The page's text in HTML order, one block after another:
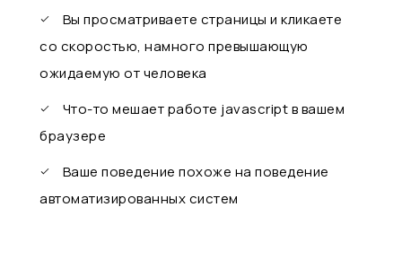
Вы просматриваете страницы и кликаете
со скоростью, намного превышающую
ожидаемую от человека
Что-то мешает работе javascript в вашем
браузере
Ваше поведение похоже на поведение
автоматизированных систем